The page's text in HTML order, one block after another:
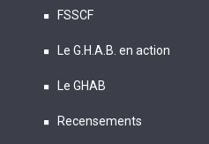
FSSCF
Le G.H.A.B. en action
Le GHAB
Recensements